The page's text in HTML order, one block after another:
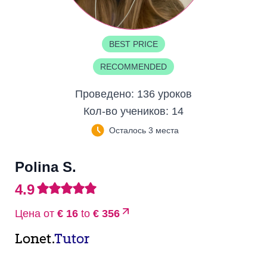
BEST PRICE
RECOMMENDED
Проведено: 136 уроков
Кол-во учеников: 14
Осталось 3 места
Polina S.
4.9
Цена от € 16 to € 356
Lonet.Tutor